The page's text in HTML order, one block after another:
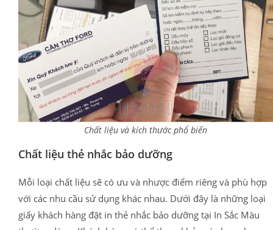
Chất liệu và kích thước phổ biến
Chất liệu thẻ nhắc bảo dưỡng
Mỗi loại chất liệu sẽ có ưu và nhược điểm riêng và phù hợp
với các nhu cầu sử dụng khác nhau. Dưới đây là những loại
giấy khách hàng đặt in thẻ nhắc bảo dưỡng tại In Sắc Màu